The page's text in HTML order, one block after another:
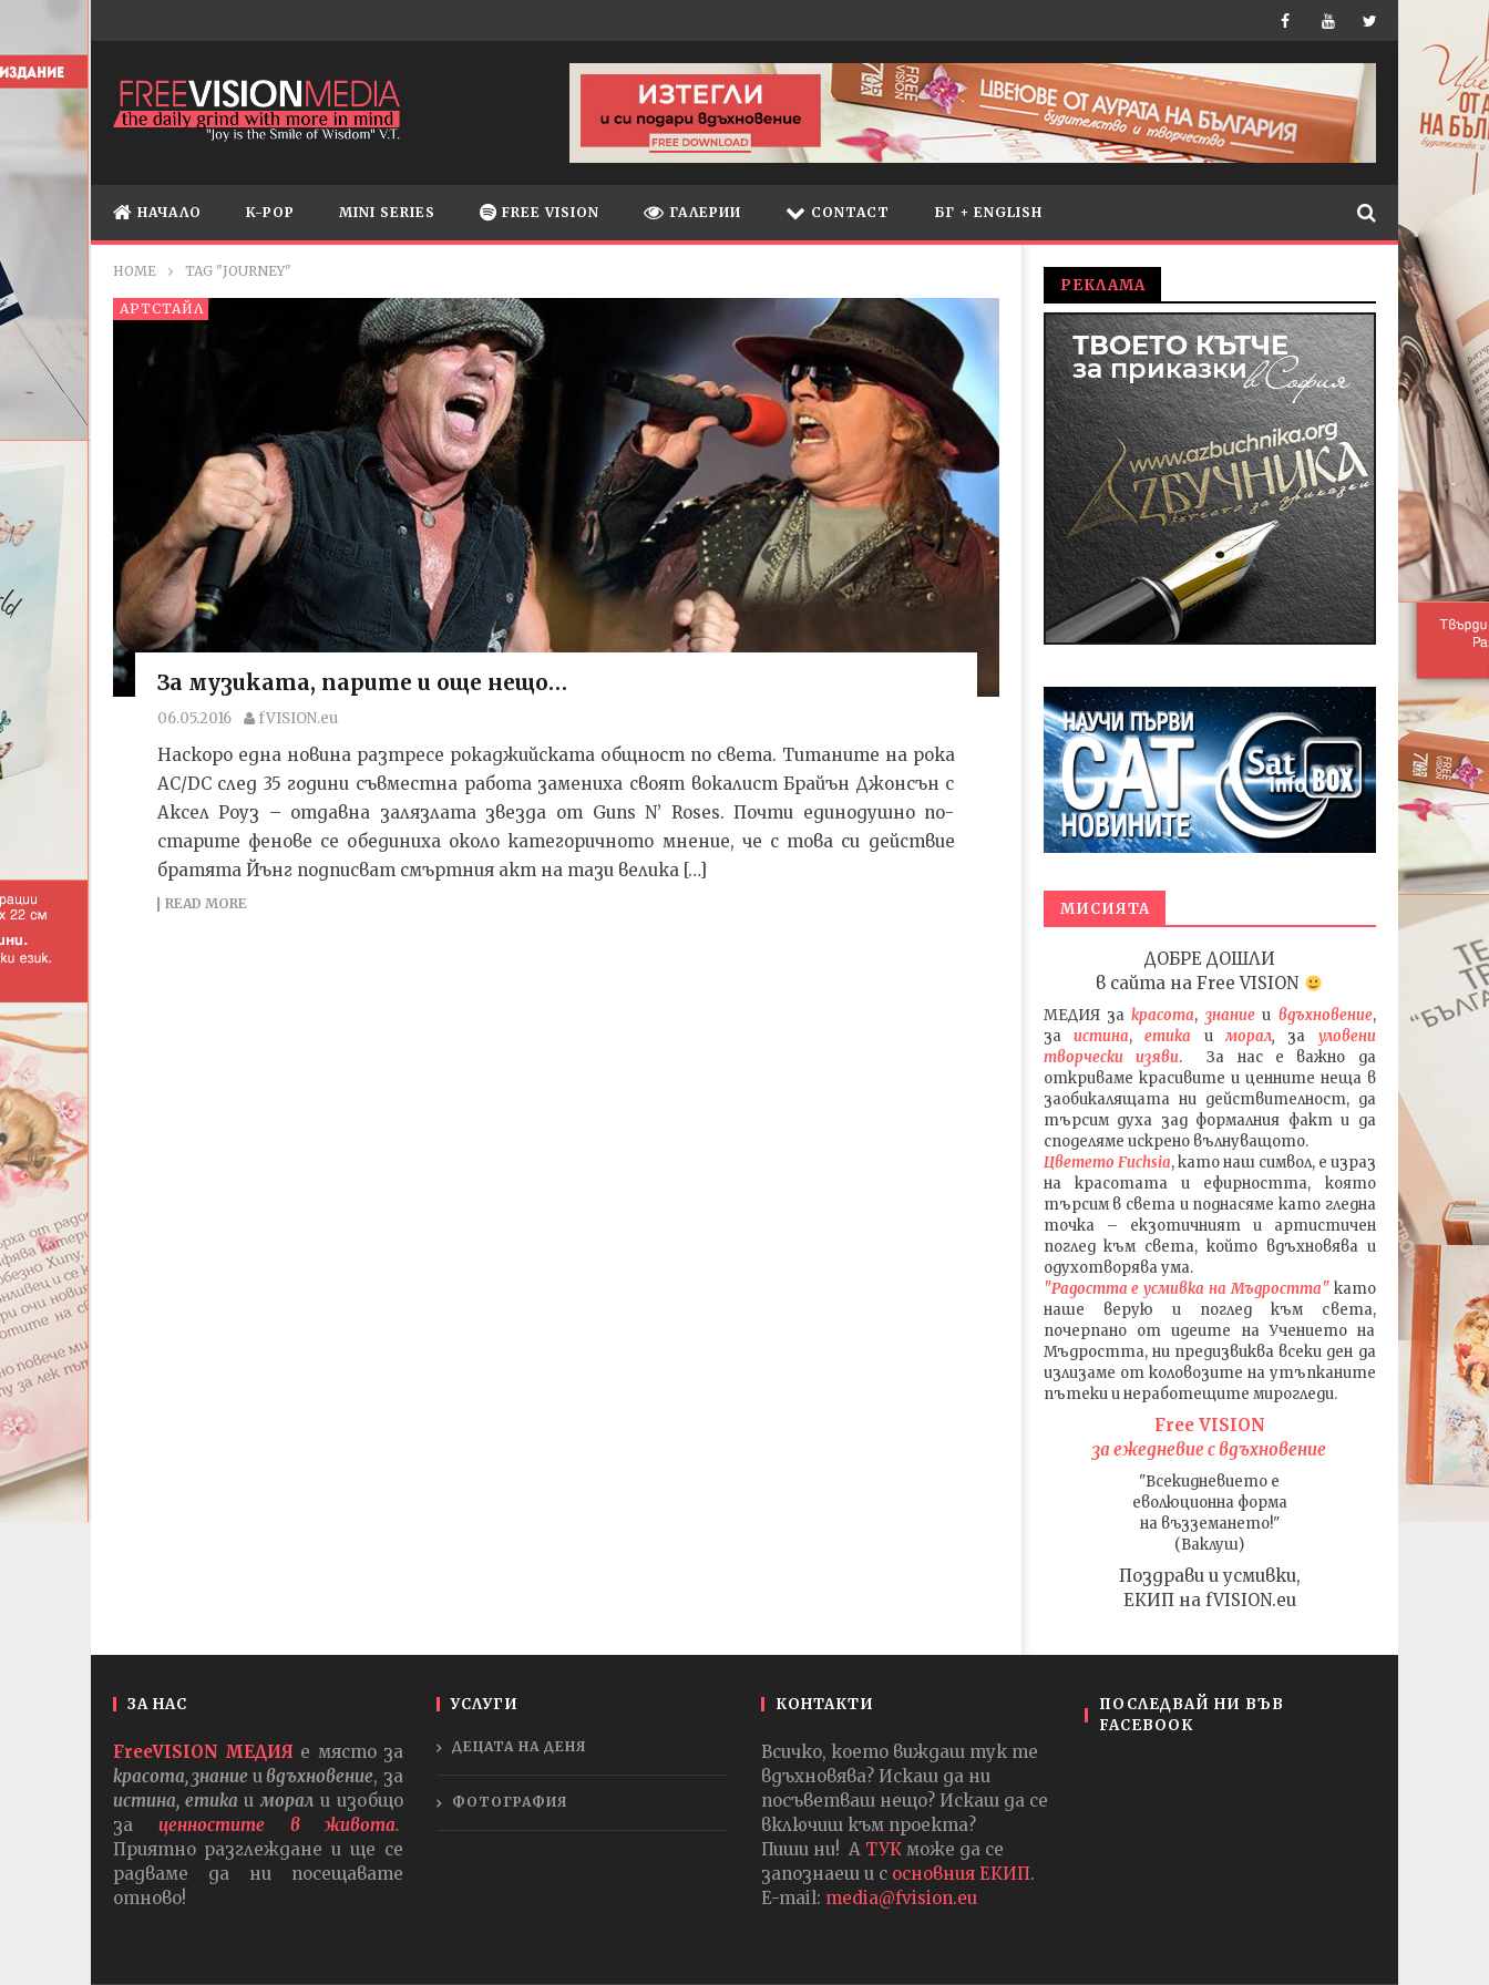
НАЧАЛО K-POP MINI SERIES FREE VISION ГАЛЕРИИ CONTACT БГ + ENGLISH
HOME TAG "JOURNEY"
АРТСТАЙЛ
За музиката, парите и още нещо…
06.05.2016 fVISION.eu
Наскоро една новина разтресе рокаджийската общност по света. Титаните на рока
АС/DС след 35 години съвместна работа замениха своят вокалист Брайън Джонсън с
Аксел Роуз – отдавна залязлата звезда от Guns N’ Roses. Почти единодушно по-
старите фенове се обединиха около категоричното мнение, че с това си действие
братята Йънг подписват смъртния акт на тази велика […]
READ MORE
РЕКЛАМА
МИСИЯТА
ДОБРЕ ДОШЛИ
в сайта наFree VISION
МЕДИЯзакрасота, знаниеи вдъхновение,
за истина,етика иморал, за уловени
творчески изяви. За нас е важно да
откриваме красивите и ценните неща в
заобикалящата ни действителност, да
търсим духа зад формалния факт и да
споделяме искрено вълнуващото.
Цветето Fuchsia, като наш символ, е израз
на красотата и ефирността, която
търсим в света и поднасяме като гледна
точка – екзотичният и артистичен
поглед към света, който вдъхновява и
одухотворява ума.
"Радостта е усмивка на Мъдростта"като
наше верую и поглед към света,
почерпано от идеите на Учението на
Мъдростта,ни предизвиква всеки ден да
излизаме от коловозите на утъпканите
пътеки и неработещите мирогледи.
Free VISION
за ежедневие с вдъхновение
"Всекидневието е
еволюционна форма
на възземането!"
(Ваклуш)
Поздрави и усмивки,
ЕКИП на fVISION.eu
ЗА НАС
FreeVISION МЕДИЯ е място за
красота, знание и вдъхновение, за
истина, етикаи морал и изобщо
за ценностите в живота.
Приятно разглеждане и ще се
радваме да ни посещавате
отново!
УСЛУГИ
ДЕЦАТА НА ДЕНЯ
ФОТОГРАФИЯ
КОНТАКТИ
Всичко, което виждаш тук те
вдъхновява? Искаш да ни
посъветваш нещо? Искаш да се
включиш към проекта?
Пиши ни! А ТУКможе да се
запознаеш и с основния ЕКИП.
E-mail: media@fvision.eu
ПОСЛЕДВАЙ НИ ВЪВ
FACEBOOK